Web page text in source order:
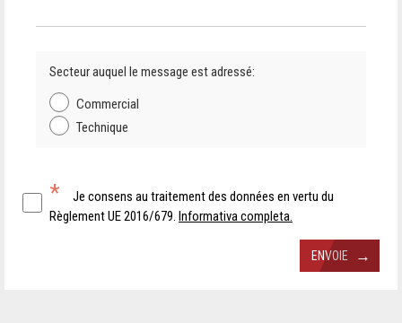
Secteur auquel le message est adressé:
Commercial
Technique
*
Je consens au traitement des données en vertu du
Règlement UE 2016/679. Informativa completa.
ENVOIE →